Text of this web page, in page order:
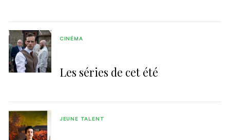
Les séries de cet été
CINÉMA
JEUNE TALENT